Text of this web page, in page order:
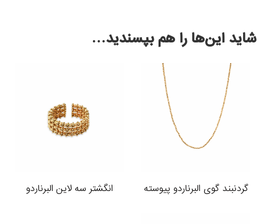
شاید این‌ها را هم بپسندید…
گردنبند گوی البرناردو پیوسته انگشتر سه لاین البرناردو